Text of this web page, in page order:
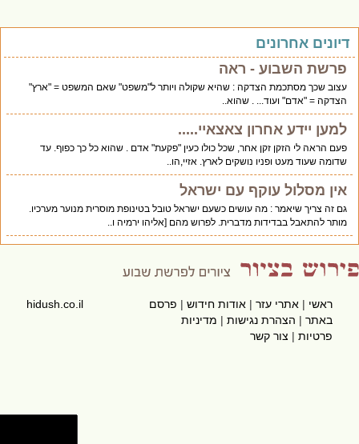
אחרונים
פרשת השבוע - ראה
עצוב שכך מסתכמת הצדקה : שהיא שקולה ויותר ל"משפט" שאם המשפט = "ארץ"
הצדקה = "אדם" ועוד... . שהוא..
למען יידע אחרון צאצאיי.....
פעם הראה לי הזקן זקן אחר, שכל כולו כעין "פקעת" אדם . שהוא כל כך כפוף. עד
שדומה שעוד מעט ופניו נושקים לארץ. אזיי,הו..
אין מסלול עוקף עם ישראל
גם זה צריך שיאמר : מה עושים כשעם ישראל טובל בטינופת מוסרית מנוער מערכיו.
מותר להתאבל בבדידות מדברית. לפרוש מהם [אליהו ירמיה ו..
ראשי|אתרי עזר|אודות חידוש|פרסם
באתר|הצהרת נגישות|מדיניות
פרטיות|צור קשר
hidush.co.il